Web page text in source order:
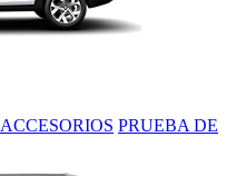
ACCESORIOS PRUEBA DE